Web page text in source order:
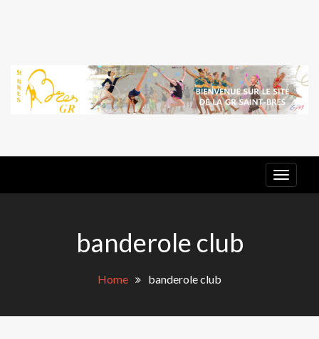
GR ST
BRES
banderole club
Home banderole club